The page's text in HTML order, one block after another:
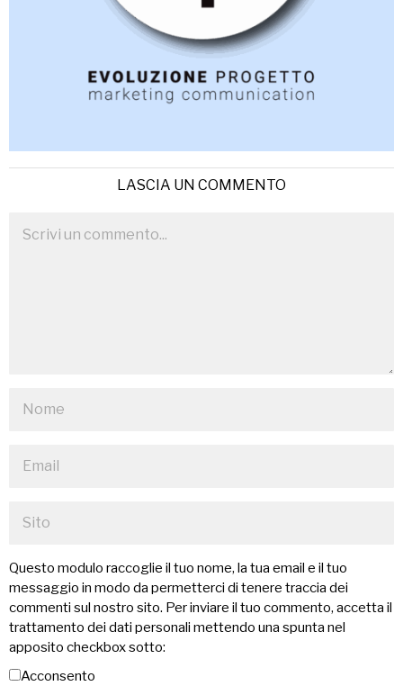
LASCIA UN COMMENTO
Questo modulo raccoglie il tuo nome, la tua email e il tuo
messaggio in modo da permetterci di tenere traccia dei
commenti sul nostro sito. Per inviare il tuo commento, accetta il
trattamento dei dati personali mettendo una spunta nel
apposito checkbox sotto:
Acconsento